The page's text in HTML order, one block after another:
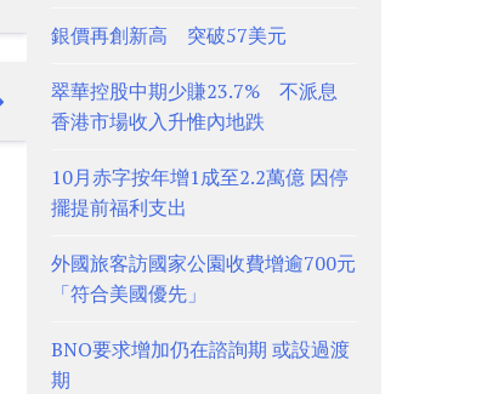
銀價再創新高 突破57美元
翠華控股中期少賺23.7% 不派息
香港市場收入升惟內地跌
10月赤字按年增1成至2.2萬億 因停
擺提前福利支出
外國旅客訪國家公園收費增逾700元
「符合美國優先」
BNO要求增加仍在諮詢期 或設過渡
期